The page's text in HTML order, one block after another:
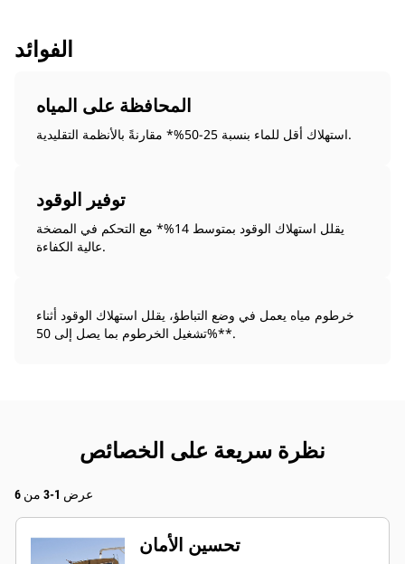
الفوائد
المحافظة على المياه
استهلاك أقل للماء بنسبة 25-50%* مقارنةً بالأنظمة التقليدية.
توفير الوقود
يقلل استهلاك الوقود بمتوسط 14%* مع التحكم في المضخة
عالية الكفاءة.
خرطوم مياه يعمل في وضع التباطؤ، يقلل استهلاك الوقود أثناء
تشغيل الخرطوم بما يصل إلى 50%**.
نظرة سريعة على الخصائص
عرض 1-3 من 6
تحسين الأمان